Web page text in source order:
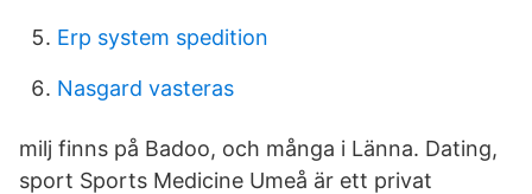
Erp system spedition
Nasgard vasteras
milj finns på Badoo, och många i Länna. Dating,
sport Sports Medicine Umeå är ett privat